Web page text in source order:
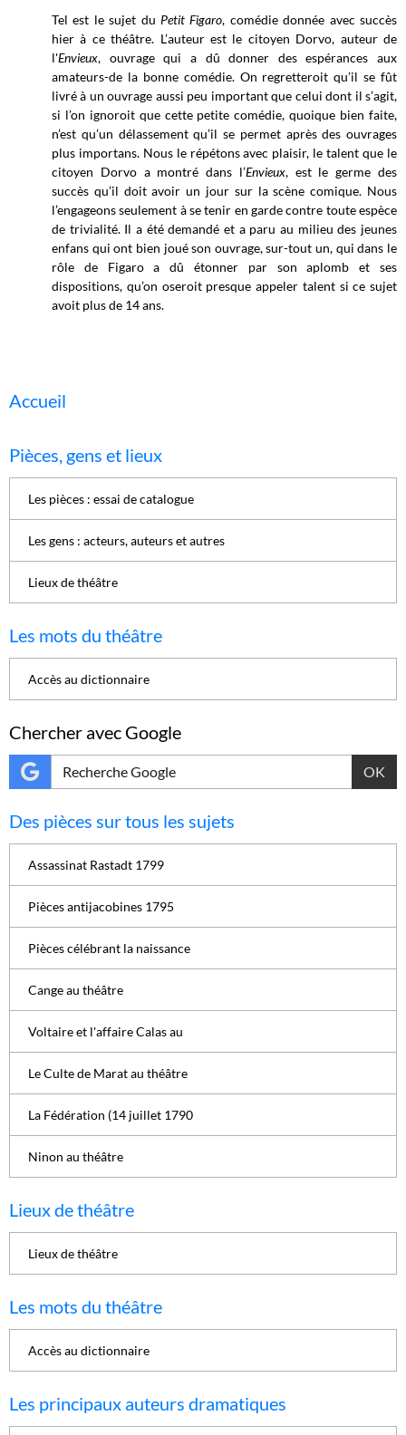
Tel est le sujet du Petit Figaro, comédie donnée avec succès
hier à ce théâtre. L’auteur est le citoyen Dorvo, auteur de
l'Envieux, ouvrage qui a dû donner des espérances aux
amateurs-de la bonne comédie. On regretteroit qu’il se fût
livré à un ouvrage aussi peu important que celui dont il s’agit,
si l’on ignoroit que cette petite comédie, quoique bien faite,
n’est qu’un délassement qu’il se permet après des ouvrages
plus importans. Nous le répétons avec plaisir, le talent que le
citoyen Dorvo a montré dans l’Envieux, est le germe des
succès qu’il doit avoir un jour sur la scène comique. Nous
l’engageons seulement à se tenir en garde contre toute espèce
de trivialité. Il a été demandé et a paru au milieu des jeunes
enfans qui ont bien joué son ouvrage, sur-tout un, qui dans le
rôle de Figaro a dû étonner par son aplomb et ses
dispositions, qu’on oseroit presque appeler talent si ce sujet
avoit plus de 14 ans.
Accueil
Pièces, gens et lieux
Les pièces : essai de catalogue
Les gens : acteurs, auteurs et autres
Lieux de théâtre
Les mots du théâtre
Accès au dictionnaire
Chercher avec Google
OK
Des pièces sur tous les sujets
Assassinat Rastadt 1799
Pièces antijacobines 1795
Pièces célébrant la naissance
Cange au théâtre
Voltaire et l'affaire Calas au
Le Culte de Marat au théâtre
La Fédération (14 juillet 1790
Ninon au théâtre
Lieux de théâtre
Lieux de théâtre
Les mots du théâtre
Accès au dictionnaire
Les principaux auteurs dramatiques